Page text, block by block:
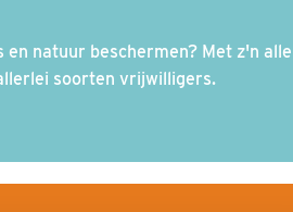
natuur beschermen? Met z'n
soorten vrijwilligers.